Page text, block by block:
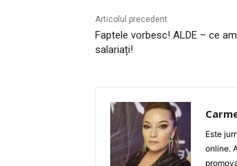
Articolul precedent
Faptele vorbesc! ALDE – ce
salariați!
Este
online.